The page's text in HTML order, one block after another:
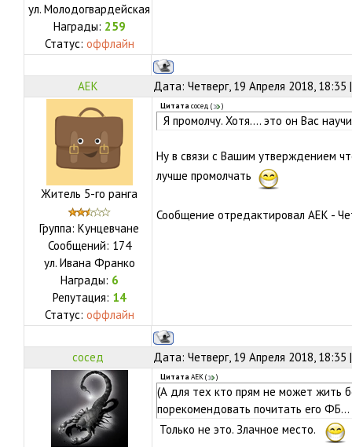
ул. Молодогвардейская
Награды: 259
Статус: оффлайн
АЕК Дата: Четверг, 19 Апреля 2018,
Житель 5-го ранга
Группа: Кунцевчане
Сообщений: 174
ул. Ивана Франко
Награды: 6
Репутация: 14
Статус: оффлайн
Цитата сосед ( )
Я промолчу. Хотя.... это он Вас
Ну в связи с Вашим утверждением
лучше промолчать
Сообщение отредактировал АЕК -
сосед Дата: Четверг, 19 Апреля 2018,
Цитата АЕК( )
(А для тех кто прям не может жить
порекомендовать почитать его ФБ...
Только не это. Злачное место.